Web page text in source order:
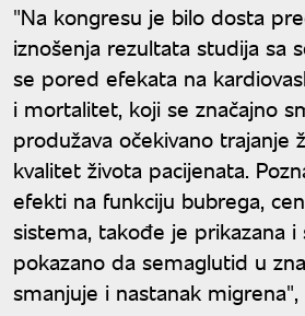
"Na kongresu je bilo dosta
iznošenja rezultata studija sa
se pored efekata na
i mortalitet, koji se značajno
produžava očekivano trajanje
kvalitet života pacijenata.
efekti na funkciju bubrega,
sistema, takođe je prikazana
pokazano da semaglutid u
smanjuje i nastanak